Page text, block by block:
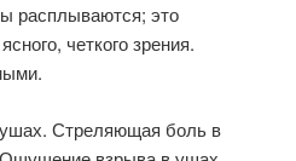
расплываются; это
четкого зрения.
Стреляющая боль в